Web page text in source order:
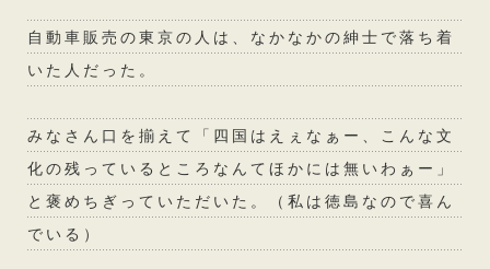
自動車販売の東京の人は、なかなかの紳士で落ち着
いた人だった。
みなさん口を揃えて「四国はえぇなぁー、こんな文
化の残っているところなんてほかには無いわぁー」
と褒めちぎっていただいた。（私は徳島なので喜ん
でいる）